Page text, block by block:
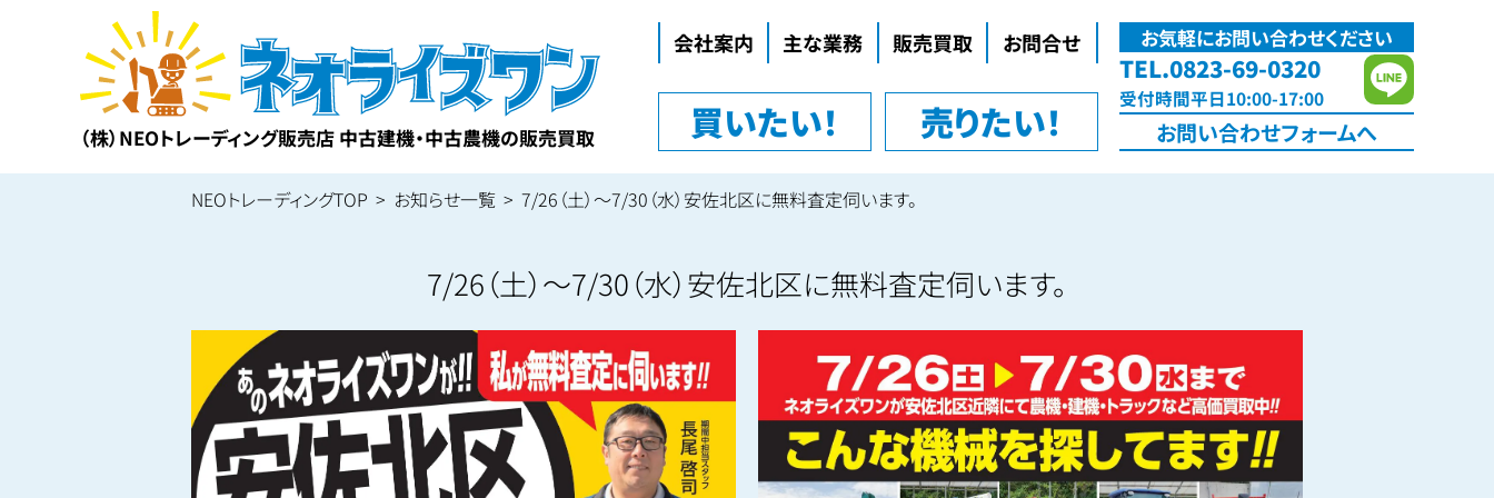
（株）NEOトレーディング販売店 中古建機・中古農機の販売買取
会社案内
企業理念
会社概要
主な業務 販売買取 お問合せ
買いたい！ 売りたい！
お気軽にお問い合わせください
TEL.0823-69-0320
受付時間平日10:00-17:00
お問い合わせフォームへ
NEOトレーディングTOP お知らせ一覧 7/26（土）～7/30（水）安佐北区に無料査定伺います。
7/26（土）～7/30（水）安佐北区に無料査定伺います。